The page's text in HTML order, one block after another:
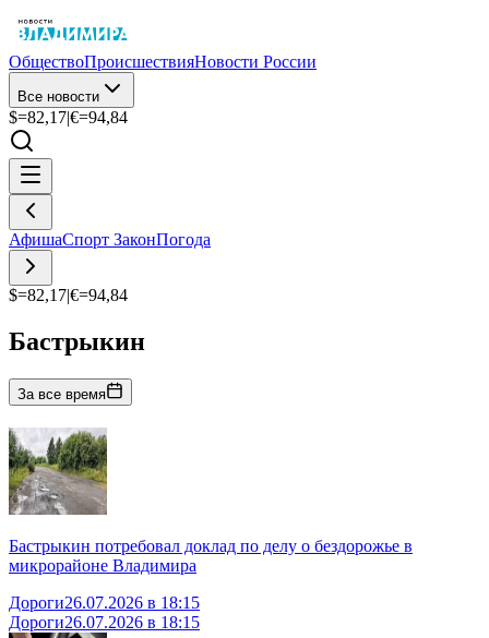
ОбществоПроисшествияНовости России
Все новости
$=82,17|€=94,84
АфишаСпорт ЗаконПогода
$=82,17|€=94,84
Бастрыкин
За все время
Бастрыкин потребовал доклад по делу о бездорожье в
микрорайоне Владимира
Дороги26.07.2026 в 18:15
Дороги26.07.2026 в 18:15